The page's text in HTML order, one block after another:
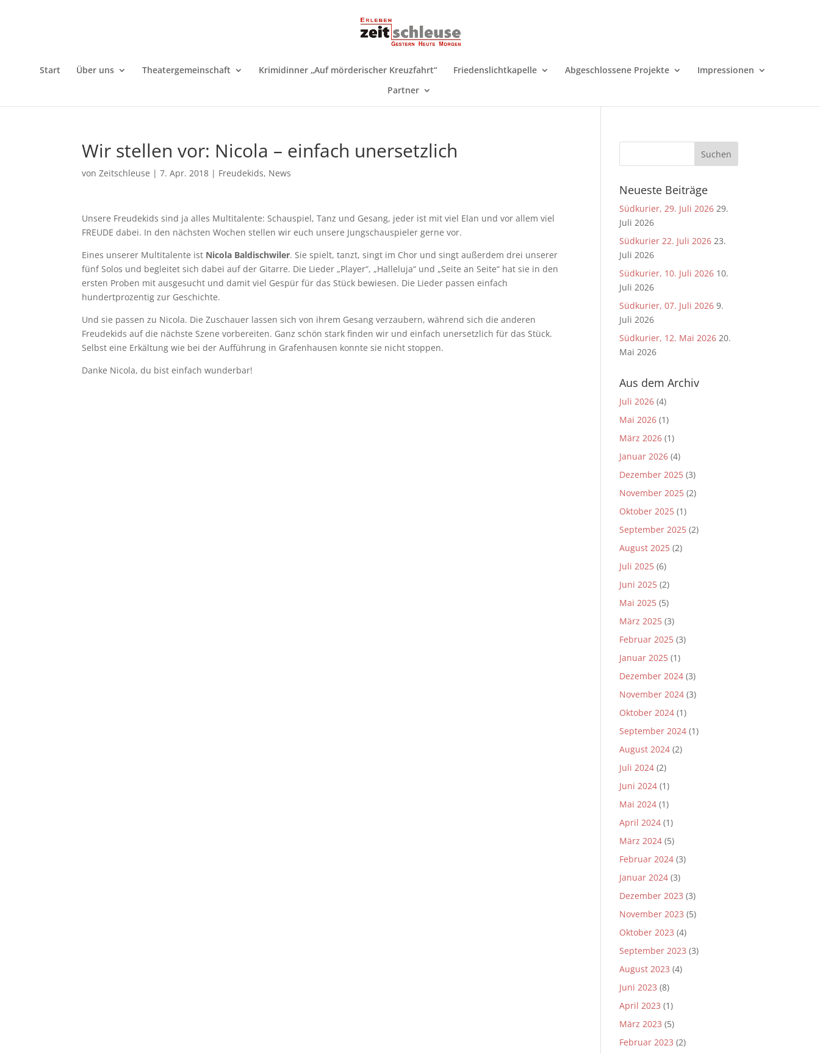
Start Über uns Theatergemeinschaft Krimidinner „Auf mörderischer Kreuzfahrt“ Friedenslichtkapelle Abgeschlossene Projekte
Impressionen
Partner
Wir stellen vor: Nicola – einfach unersetzlich
vonZeitschleuse |7. Apr. 2018 | Freudekids, News
Unsere Freudekids sind ja alles Multitalente: Schauspiel, Tanz und Gesang, jeder ist mit viel Elan und vor allem viel
FREUDE dabei. In den nächsten Wochen stellen wir euch unsere Jungschauspieler gerne vor.
Eines unserer Multitalente ist Nicola Baldischwiler. Sie spielt, tanzt, singt im Chor und singt außerdem drei unserer
fünf Solos und begleitet sich dabei auf der Gitarre. Die Lieder „Player“, „Halleluja“ und „Seite an Seite“ hat sie in den
ersten Proben mit ausgesucht und damit viel Gespür für das Stück bewiesen. Die Lieder passen einfach
hundertprozentig zur Geschichte.
Und sie passen zu Nicola. Die Zuschauer lassen sich von ihrem Gesang verzaubern, während sich die anderen
Freudekids auf die nächste Szene vorbereiten. Ganz schön stark finden wir und einfach unersetzlich für das Stück.
Selbst eine Erkältung wie bei der Aufführung in Grafenhausen konnte sie nicht stoppen.
Danke Nicola, du bist einfach wunderbar!
Neueste Beiträge
Südkurier, 29. Juli 2026 29.
Juli 2026
Südkurier 22. Juli 2026 23.
Juli 2026
Südkurier, 10. Juli 2026 10.
Juli 2026
Südkurier, 07. Juli 2026 9.
Juli 2026
Südkurier, 12. Mai 2026 20.
Mai 2026
Aus dem Archiv
Juli 2026 (4)
Mai 2026 (1)
März 2026 (1)
Januar 2026 (4)
Dezember 2025 (3)
November 2025 (2)
Oktober 2025 (1)
September 2025 (2)
August 2025 (2)
Juli 2025 (6)
Juni 2025 (2)
Mai 2025 (5)
März 2025 (3)
Februar 2025 (3)
Januar 2025 (1)
Dezember 2024 (3)
November 2024 (3)
Oktober 2024 (1)
September 2024 (1)
August 2024 (2)
Juli 2024 (2)
Juni 2024 (1)
Mai 2024 (1)
April 2024 (1)
März 2024 (5)
Februar 2024 (3)
Januar 2024 (3)
Dezember 2023 (3)
November 2023 (5)
Oktober 2023 (4)
September 2023 (3)
August 2023 (4)
Juni 2023 (8)
April 2023 (1)
März 2023 (5)
Februar 2023 (2)